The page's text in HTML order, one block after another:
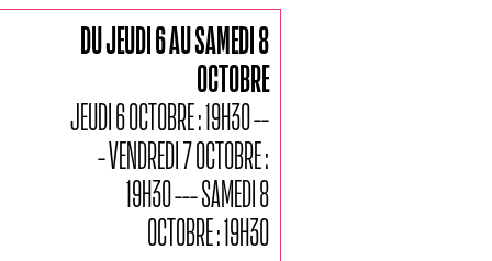
DU JEUDI 6 AU SAMEDI 8
OCTOBRE
JEUDI 6 OCTOBRE : 19H30 --
- VENDREDI 7 OCTOBRE :
19H30 --- SAMEDI 8
OCTOBRE : 19H30